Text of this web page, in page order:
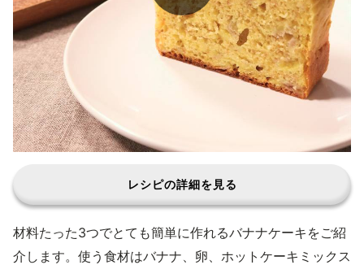
レシピの詳細を見る
材料たった3つでとても簡単に作れるバナナケーキをご紹
介します。使う食材はバナナ、卵、ホットケーキミックス